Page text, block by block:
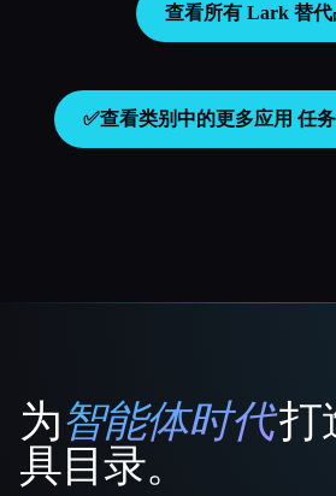
查看所有 Lark 替
✅查看类别中的更多应用 任
That AI Collection
为智能体时代打
具目录。